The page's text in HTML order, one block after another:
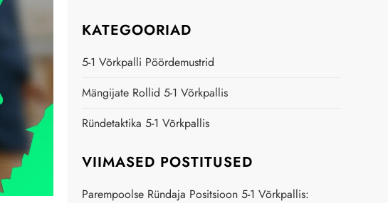
KATEGOORIAD
5-1 Võrkpalli Pöördemustrid
Mängijate Rollid 5-1 Võrkpallis
Ründetaktika 5-1 Võrkpallis
VIIMASED POSTITUSED
Parempoolse Ründaja Positsioon 5-1 Võrkpallis: